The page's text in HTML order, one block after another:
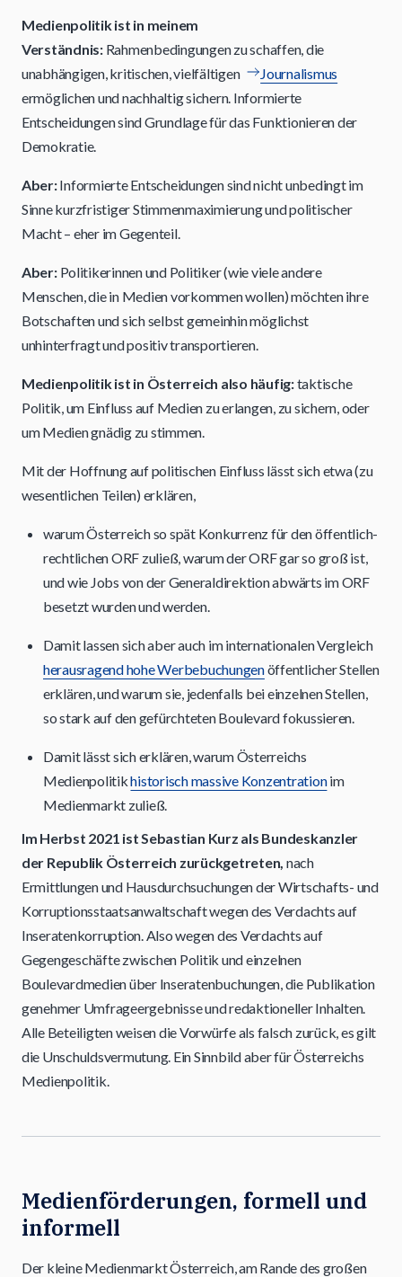
Medienpolitik ist in meinem
Verständnis:Rahmenbedingungen zu schaffen, die
unabhängigen, kritischen, vielfältigen
Journalismus
ermöglichen und nachhaltig sichern. Informierte
Entscheidungen sind Grundlage für das Funktionieren der
Demokratie.
Aber:Informierte Entscheidungen sind nicht unbedingt im
Sinne kurzfristiger Stimmenmaximierung und politischer
Macht – eher im Gegenteil.
Aber: Politikerinnen und Politiker (wie viele andere
Menschen, die in Medien vorkommen wollen) möchten ihre
Botschaften und sich selbst gemeinhin möglichst
unhinterfragt und positiv transportieren.
Medienpolitik ist in Österreich also häufig:taktische
Politik, um Einfluss auf Medien zu erlangen, zu sichern, oder
um Medien gnädig zu stimmen.
Mit der Hoffnung auf politischen Einfluss lässt sich etwa (zu
wesentlichen Teilen) erklären,
warum Österreich so spät Konkurrenz für den öffentlich-
rechtlichen ORF zuließ, warum der ORF gar so groß ist,
und wie Jobs von der Generaldirektion abwärts im ORF
besetzt wurden und werden.
Damit lassen sich aber auch im internationalen Vergleich
herausragend hohe Werbebuchungenöffentlicher Stellen
erklären, und warum sie, jedenfalls bei einzelnen Stellen,
so stark auf den gefürchteten Boulevard fokussieren.
Damit lässt sich erklären, warum Österreichs
Medienpolitikhistorisch massive Konzentrationim
Medienmarkt zuließ.
Im Herbst 2021 ist Sebastian Kurz als Bundeskanzler
der Republik Österreich zurückgetreten, nach
Ermittlungen und Hausdurchsuchungen der Wirtschafts- und
Korruptionsstaatsanwaltschaft wegen des Verdachts auf
Inseratenkorruption. Also wegen des Verdachts auf
Gegengeschäfte zwischen Politik und einzelnen
Boulevardmedien über Inseratenbuchungen, die Publikation
genehmer Umfrageergebnisse und redaktioneller Inhalten.
Alle Beteiligten weisen die Vorwürfe als falsch zurück, es gilt
die Unschuldsvermutung. Ein Sinnbild aber für Österreichs
Medienpolitik.
Medienförderungen, formell und
informell
Der kleine Medienmarkt Österreich, am Rande des großen